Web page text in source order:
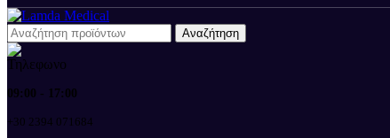
Αναζήτηση
09:00 - 17:00
+30 2394 071684